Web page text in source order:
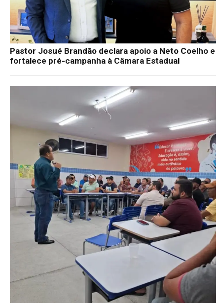
Pastor Josué Brandão declara apoio a Neto Coelho e
fortalece pré-campanha à Câmara Estadual